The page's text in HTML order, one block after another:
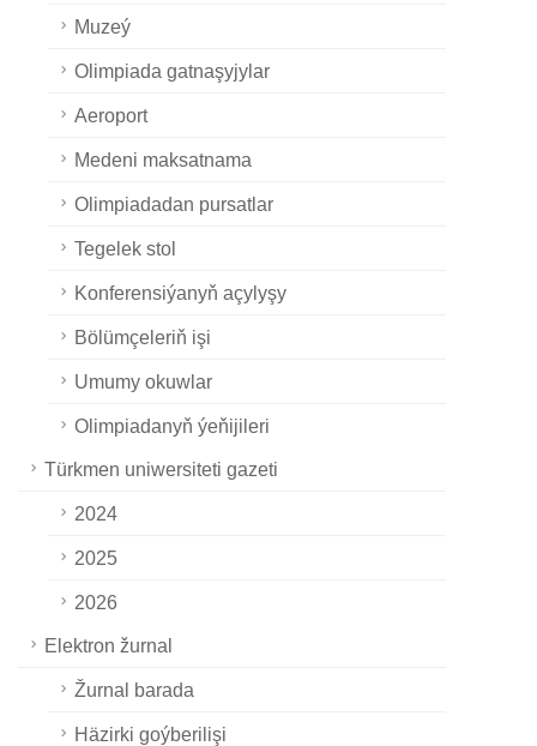
Muzeý
Olimpiada gatnaşyjylar
Aeroport
Medeni maksatnama
Olimpiadadan pursatlar
Tegelek stol
Konferensiýanyň açylyşy
Bölümçeleriň işi
Umumy okuwlar
Olimpiadanyň ýeňijileri
Türkmen uniwersiteti gazeti
2024
2025
2026
Elektron žurnal
Žurnal barada
Häzirki goýberilişi